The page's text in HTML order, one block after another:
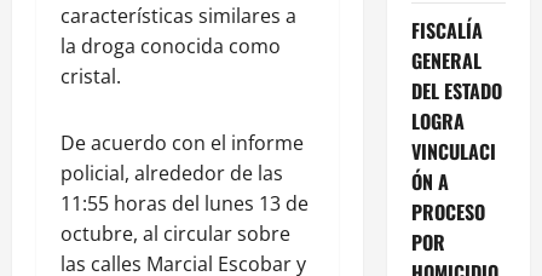
características similares a
la droga conocida como
cristal.
De acuerdo con el informe
policial, alrededor de las
11:55 horas del lunes 13 de
octubre, al circular sobre
las calles Marcial Escobar y
FISCALÍA
GENERAL
DEL ESTADO
LOGRA
VINCULACI
ÓN A
PROCESO
POR